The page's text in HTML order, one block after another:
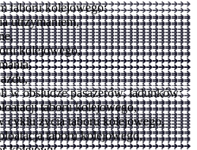
taboru kolejowego:
utrzymaniem,
kolejowego,
obsłudze pasażerów, ładunków:
taboru kolejowego,
cyklu życia taboru kolejowego,
taboru kolejowego,